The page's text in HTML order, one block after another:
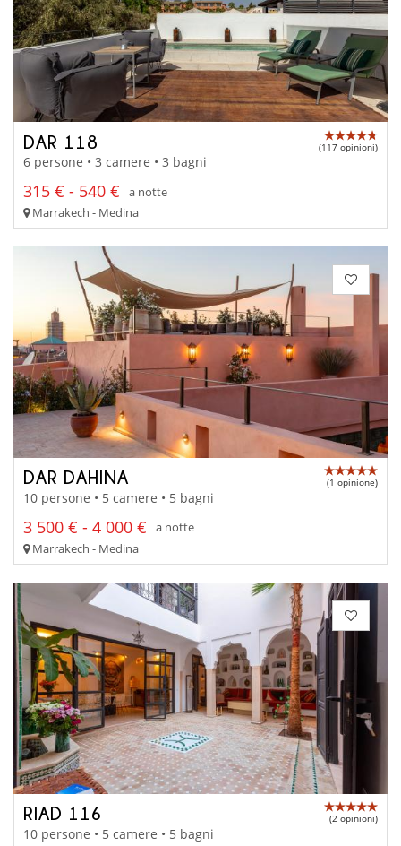
DAR 118 (117 opinioni)
6 persone • 3 camere • 3 bagni
315 € - 540 €
a notte
Marrakech - Medina
DAR DAHINA (1 opinione)
10 persone • 5 camere • 5 bagni
3 500 € - 4 000 €
a notte
Marrakech - Medina
RIAD 116 (2 opinioni)
10 persone • 5 camere • 5 bagni